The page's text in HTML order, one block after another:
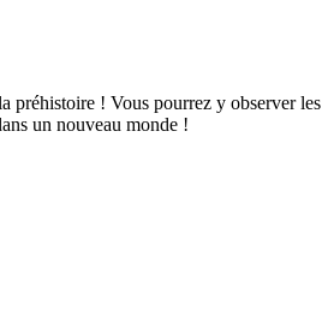
préhistoire ! Vous pourrez y observer
un nouveau monde !